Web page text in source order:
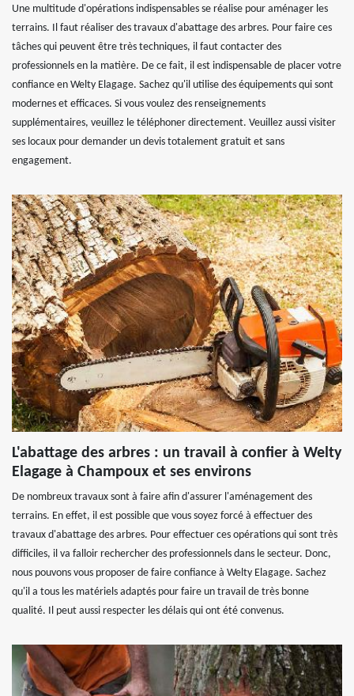
Une multitude d'opérations indispensables se réalise pour aménager les
terrains. Il faut réaliser des travaux d'abattage des arbres. Pour faire ces
tâches qui peuvent être très techniques, il faut contacter des
professionnels en la matière. De ce fait, il est indispensable de placer votre
confiance en Welty Elagage. Sachez qu'il utilise des équipements qui sont
modernes et efficaces. Si vous voulez des renseignements
supplémentaires, veuillez le téléphoner directement. Veuillez aussi visiter
ses locaux pour demander un devis totalement gratuit et sans
engagement.
L'abattage des arbres : un travail à confier à Welty
Elagage à Champoux et ses environs
De nombreux travaux sont à faire afin d'assurer l'aménagement des
terrains. En effet, il est possible que vous soyez forcé à effectuer des
travaux d'abattage des arbres. Pour effectuer ces opérations qui sont très
difficiles, il va falloir rechercher des professionnels dans le secteur. Donc,
nous pouvons vous proposer de faire confiance à Welty Elagage. Sachez
qu'il a tous les matériels adaptés pour faire un travail de très bonne
qualité. Il peut aussi respecter les délais qui ont été convenus.